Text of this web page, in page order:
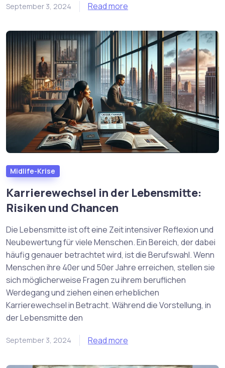
September 3, 2024 Read more
Midlife-Krise
Karrierewechsel in der Lebensmitte:
Risiken und Chancen
Die Lebensmitte ist oft eine Zeit intensiver Reflexion und
Neubewertung für viele Menschen. Ein Bereich, der dabei
häufig genauer betrachtet wird, ist die Berufswahl. Wenn
Menschen ihre 40er und 50er Jahre erreichen, stellen sie
sich möglicherweise Fragen zu ihrem beruflichen
Werdegang und ziehen einen erheblichen
Karrierewechsel in Betracht. Während die Vorstellung, in
der Lebensmitte den
September 3, 2024 Read more